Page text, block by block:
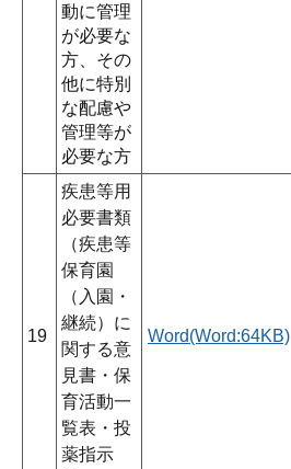
動に管理
が必要な
方、その
他に特別
な配慮や
管理等が
必要な方
19
疾患等用
必要書類
（疾患等
保育園
（入園・
継続）に
関する意
見書・保
育活動一
覧表・投
薬指示
Word(Word:64KB)